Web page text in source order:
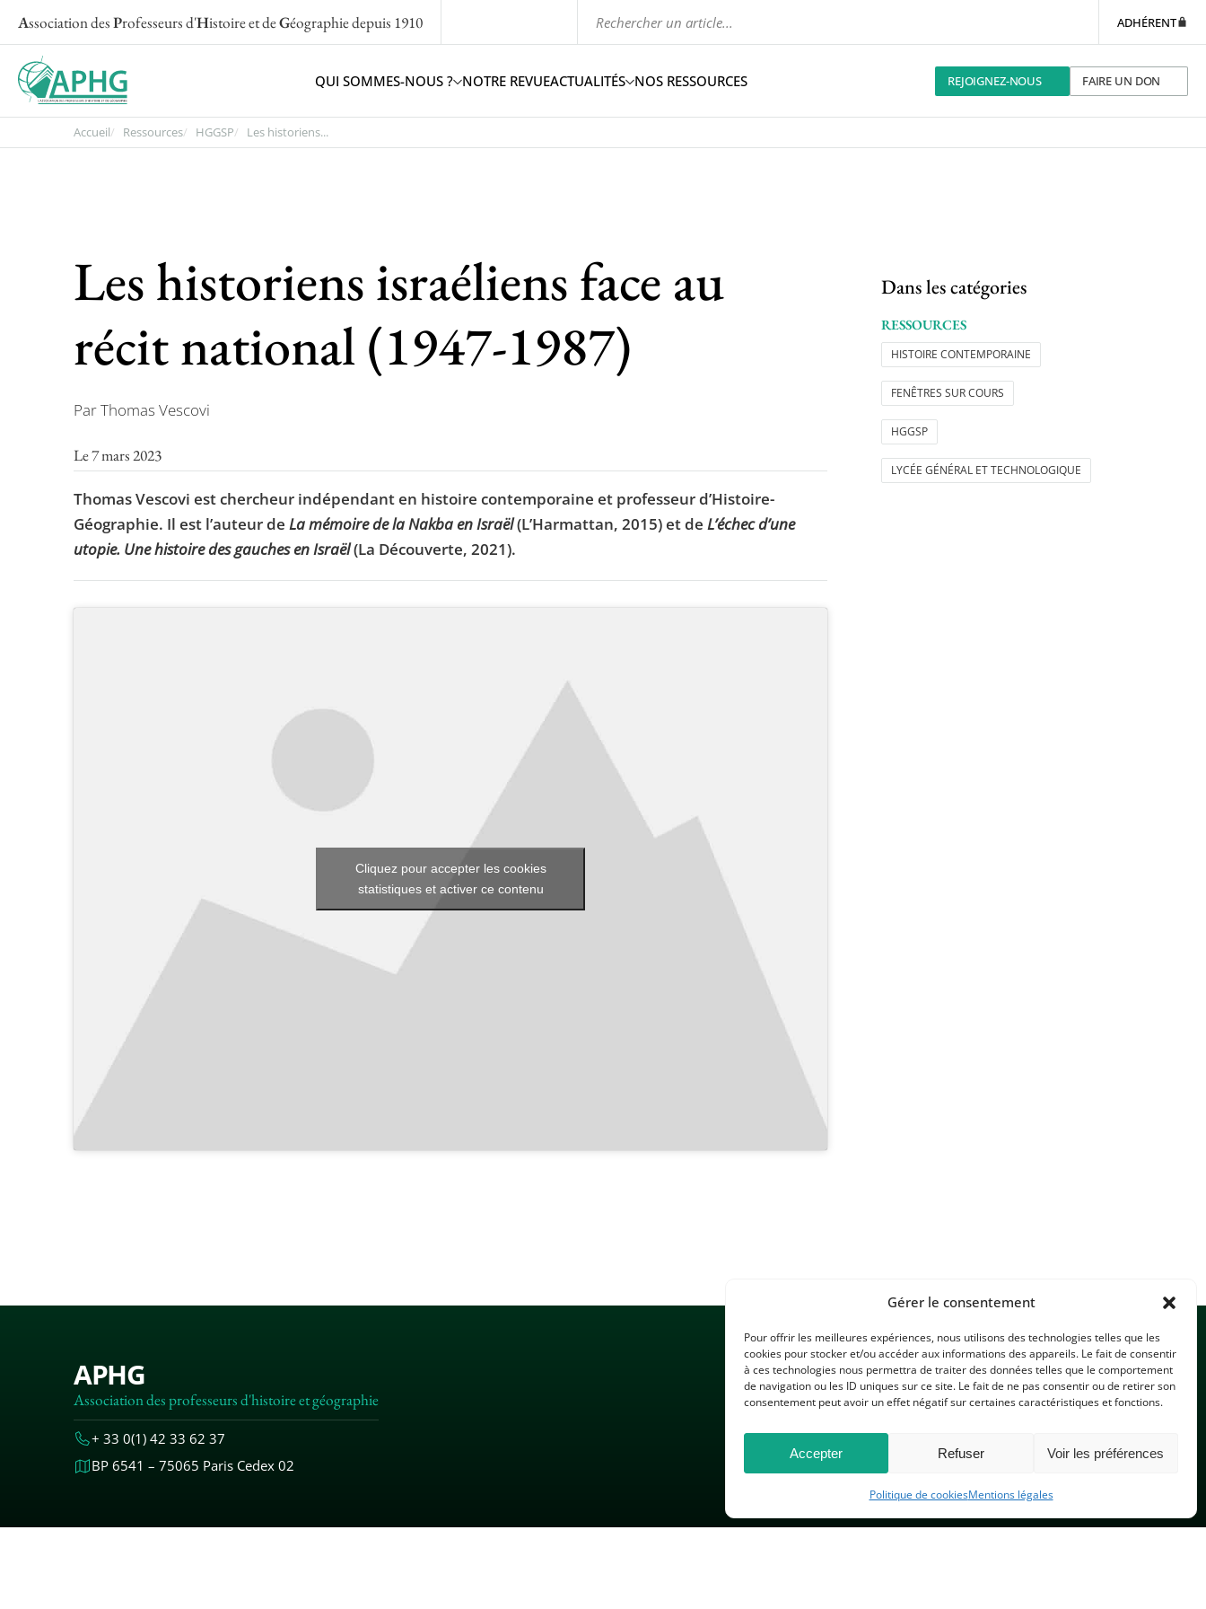
Gérer le consentement
Pour offrir les meilleures expériences, nous utilisons des technologies telles que les
cookies pour stocker et/ou accéder aux informations des appareils. Le fait de consentir
à ces technologies nous permettra de traiter des données telles que le comportement
de navigation ou les ID uniques sur ce site. Le fait de ne pas consentir ou de retirer son
consentement peut avoir un effet négatif sur certaines caractéristiques et fonctions.
Accepter Refuser Voir les préférences
Politique de cookiesMentions légales
Association desProfesseurs d'Histoire et deGéographiedepuis 1910 ADHÉRENT
QUI SOMMES-NOUS ? NOTRE REVUEACTUALITÉS NOS RESSOURCES REJOIGNEZ-NOUS FAIRE UN DON
Accueil Ressources HGGSP Les historiens...
Les historiens israéliens face au
récit national (1947-1987)
Par Thomas Vescovi
Le 7 mars 2023
Thomas Vescovi est chercheur indépendant en histoire contemporaine et professeur d’Histoire-
Géographie. Il est l’auteur de La mémoire de la Nakba en Israël(L’Harmattan, 2015) et de L’échec d’une
utopie. Une histoire des gauches en Israël(La Découverte, 2021).
Cliquez pour accepter les cookies
statistiques et activer ce contenu
Dans les catégories
RESSOURCES
HISTOIRE CONTEMPORAINE
FENÊTRES SUR COURS
HGGSP
LYCÉE GÉNÉRAL ET TECHNOLOGIQUE
APHG
Association des professeurs d'histoire et géographie
+ 33 0(1) 42 33 62 37
BP 6541 – 75065 Paris Cedex 02